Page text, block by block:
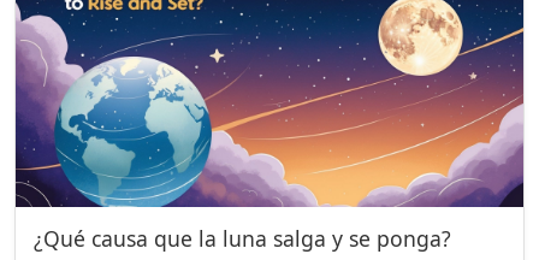
¿Qué causa que la luna salga y se ponga?